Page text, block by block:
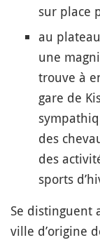
sur place
au plateau
une
trouve à
gare de
des
des
sports
Se distinguent
ville d’origine